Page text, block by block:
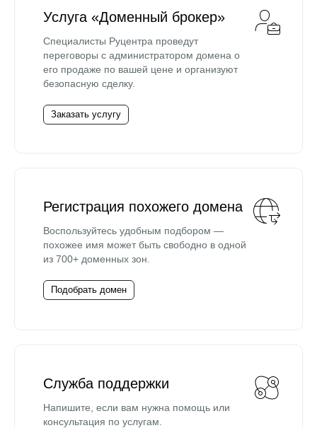
Услуга «Доменный брокер»
Специалисты Руцентра проведут
переговоры с администратором домена о
его продаже по вашей цене и организуют
безопасную сделку.
Заказать услугу
Регистрация похожего домена
Воспользуйтесь удобным подбором —
похожее имя может быть свободно в одной
из 700+ доменных зон.
Подобрать домен
Служба поддержки
Напишите, если вам нужна помощь или
консультация по услугам.